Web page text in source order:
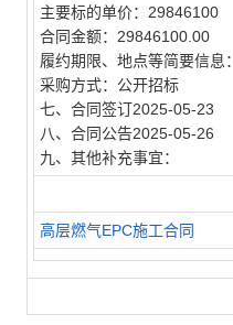
主要标的单价： 29846100
合同金额： 29846100.00
履约期限、地点等简要信息：
采购方式： 公开招标
七、合同签订2025-05-23
八、合同公告2025-05-26
九、其他补充事宜：
高层燃气EPC施工合同